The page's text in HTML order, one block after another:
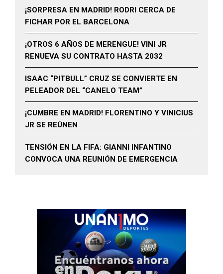
¡SORPRESA EN MADRID! RODRI CERCA DE
FICHAR POR EL BARCELONA
¡OTROS 6 AÑOS DE MERENGUE! VINI JR
RENUEVA SU CONTRATO HASTA 2032
ISAAC “PITBULL” CRUZ SE CONVIERTE EN
PELEADOR DEL “CANELO TEAM”
¡CUMBRE EN MADRID! FLORENTINO Y VINICIUS
JR SE REÚNEN
TENSIÓN EN LA FIFA: GIANNI INFANTINO
CONVOCA UNA REUNIÓN DE EMERGENCIA